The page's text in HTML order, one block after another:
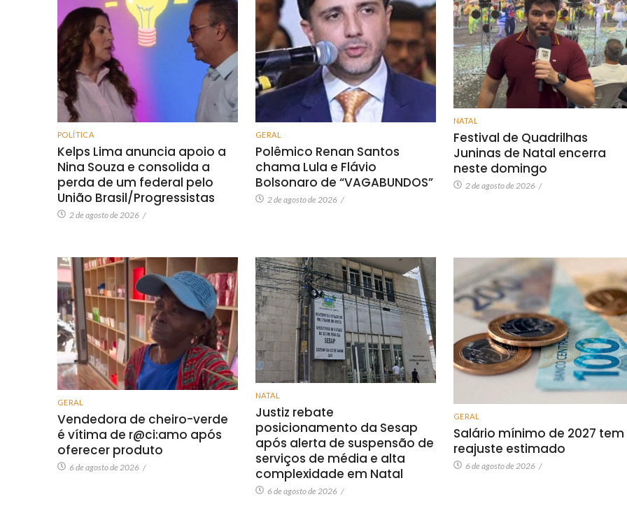
POLÍTICA
Kelps Lima anuncia apoio a
Nina Souza e consolida a
perda de um federal pelo
União Brasil/Progressistas
2 de agosto de 2026 /
GERAL
Polêmico Renan Santos
chama Lula e Flávio
Bolsonaro de “VAGABUNDOS”
2 de agosto de 2026 /
NATAL
Festival de Quadrilhas
Juninas de Natal encerra
neste domingo
2 de agosto de 2026 /
GERAL
Vendedora de cheiro-verde
é vítima de r@ci:amo após
oferecer produto
6 de agosto de 2026 /
NATAL
Justiz rebate
posicionamento da Sesap
após alerta de suspensão de
serviços de média e alta
complexidade em Natal
6 de agosto de 2026 /
GERAL
Salário mínimo de 2027 tem
reajuste estimado
6 de agosto de 2026 /